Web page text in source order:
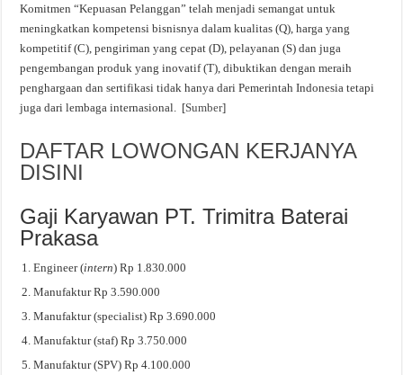
Komitmen “Kepuasan Pelanggan” telah menjadi semangat untuk
meningkatkan kompetensi bisnisnya dalam kualitas (Q), harga yang
kompetitif (C), pengiriman yang cepat (D), pelayanan (S) dan juga
pengembangan produk yang inovatif (T), dibuktikan dengan meraih
penghargaan dan sertifikasi tidak hanya dari Pemerintah Indonesia tetapi
juga dari lembaga internasional. [Sumber]
DAFTAR LOWONGAN KERJANYA
DISINI
Gaji Karyawan PT. Trimitra Baterai
Prakasa
Engineer (intern) Rp 1.830.000
Manufaktur Rp 3.590.000
Manufaktur (specialist) Rp 3.690.000
Manufaktur (staf) Rp 3.750.000
Manufaktur (SPV) Rp 4.100.000